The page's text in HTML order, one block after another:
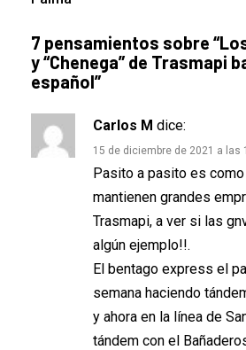
7 pensamientos sobre “
y “Chenega” de Trasmapi
español”
Carlos M dice:
15 de diciembre de 2021 a las
Pasito a pasito es
mantienen grandes
Trasmapi, a ver si las
algún ejemplo!!.
El bentago express el
semana haciendo
y ahora en la línea de
tándem con el